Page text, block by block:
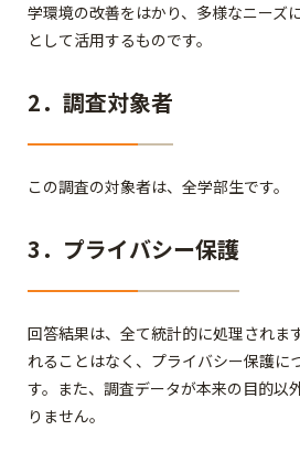
学環境の改善をはかり、多様なニーズ
として活用するものです。
2．調査対象者
この調査の対象者は、全学部生です。
3．プライバシー保護
回答結果は、全て統計的に処理されま
れることはなく、プライバシー保護に
す。また、調査データが本来の目的以
りません。